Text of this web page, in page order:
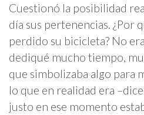
Cuestionó la posibilidad
día sus pertenencias. ¿Por
perdido su bicicleta? No
dediqué mucho tiempo,
que simbolizaba algo para
lo que en realidad era
justo en ese momento